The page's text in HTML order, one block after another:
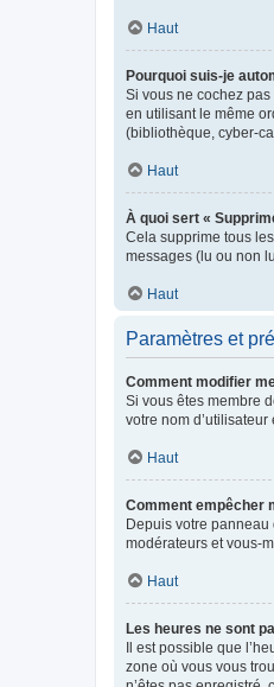
Haut
Pourquoi suis-je
Si vous ne cochez pas
en utilisant le même
(bibliothèque, cyber-
Haut
À quoi sert «
Cela supprime tous
messages (lu ou non
Haut
Paramètres et
Comment modifier
Si vous êtes membre
votre nom
Haut
Comment empêcher
Depuis votre panneau
modérateurs et vous-
Haut
Les heures ne sont
Il est possible que
zone où vous vous